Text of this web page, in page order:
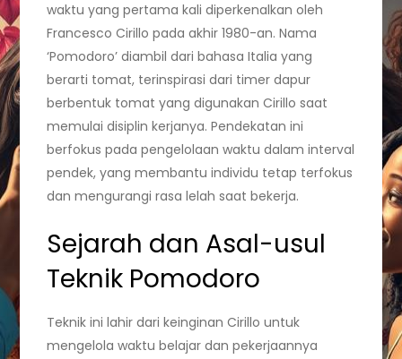
waktu yang pertama kali diperkenalkan oleh
Francesco Cirillo pada akhir 1980-an. Nama
‘Pomodoro’ diambil dari bahasa Italia yang
berarti tomat, terinspirasi dari timer dapur
berbentuk tomat yang digunakan Cirillo saat
memulai disiplin kerjanya. Pendekatan ini
berfokus pada pengelolaan waktu dalam interval
pendek, yang membantu individu tetap terfokus
dan mengurangi rasa lelah saat bekerja.
Sejarah dan Asal-usul
Teknik Pomodoro
Teknik ini lahir dari keinginan Cirillo untuk
mengelola waktu belajar dan pekerjaannya